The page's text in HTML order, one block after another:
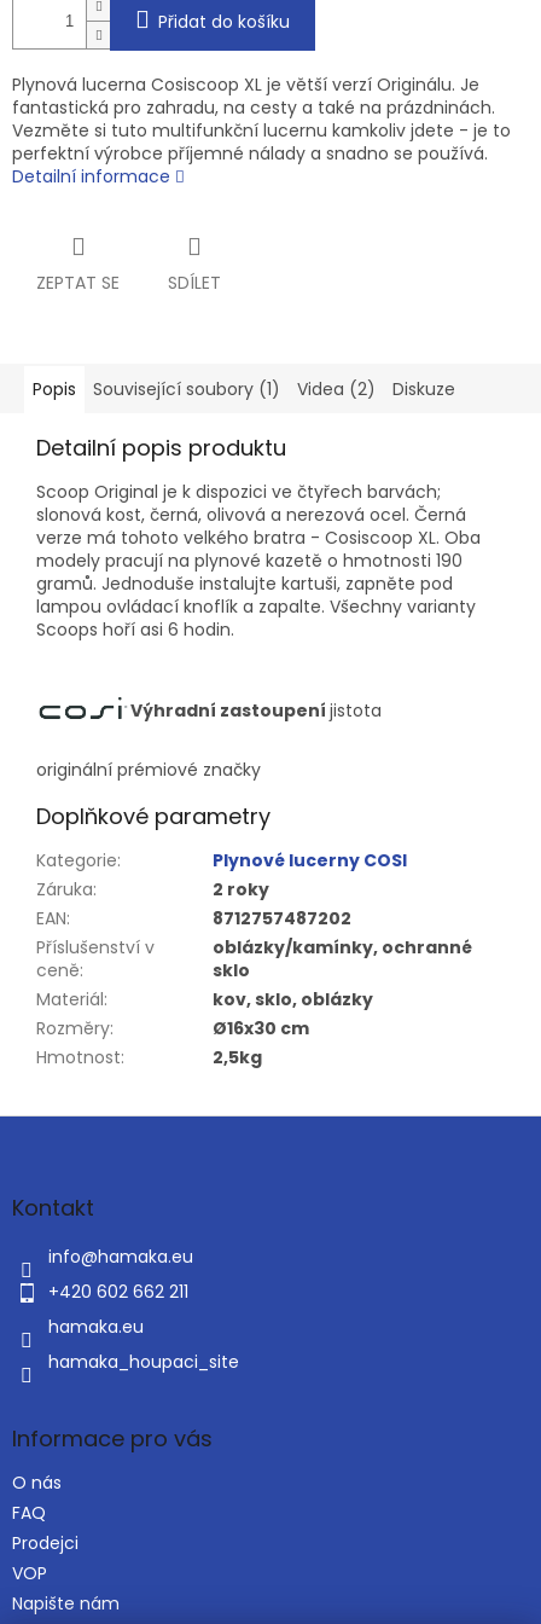
Přidat do košíku
Plynová lucerna Cosiscoop XL je větší verzí Originálu. Je
fantastická pro zahradu, na cesty a také na prázdninách.
Vezměte si tuto multifunkční lucernu kamkoliv jdete - je to
perfektní výrobce příjemné nálady a snadno se používá.
Detailní informace
ZEPTAT SE SDÍLET
Popis Související soubory (1) Videa (2) Diskuze
Detailní popis produktu
Scoop Original je k dispozici ve čtyřech barvách;
slonová kost, černá, olivová a nerezová ocel. Černá
verze má tohoto velkého bratra - Cosiscoop XL. Oba
modely pracují na plynové kazetě o hmotnosti 190
gramů. Jednoduše instalujte kartuši, zapněte pod
lampou ovládací knoflík a zapalte. Všechny varianty
Scoops hoří asi 6 hodin.
Výhradní zastoupení jistota
originální prémiové značky
Doplňkové parametry
Kategorie:
Plynové lucerny COSI
Záruka:
2 roky
EAN:
8712757487202
Příslušenství v
ceně:
oblázky/kamínky, ochranné
sklo
Materiál:
kov, sklo, oblázky
Rozměry:
Ø16x30 cm
Hmotnost: 2,5kg
Z
aKontakt
info@hamaka.eu
+420 602 662 211
hamaka.eu
hamaka_houpaci_site
Informace pro vás
O nás
FAQ
Prodejci
VOP
Napište nám